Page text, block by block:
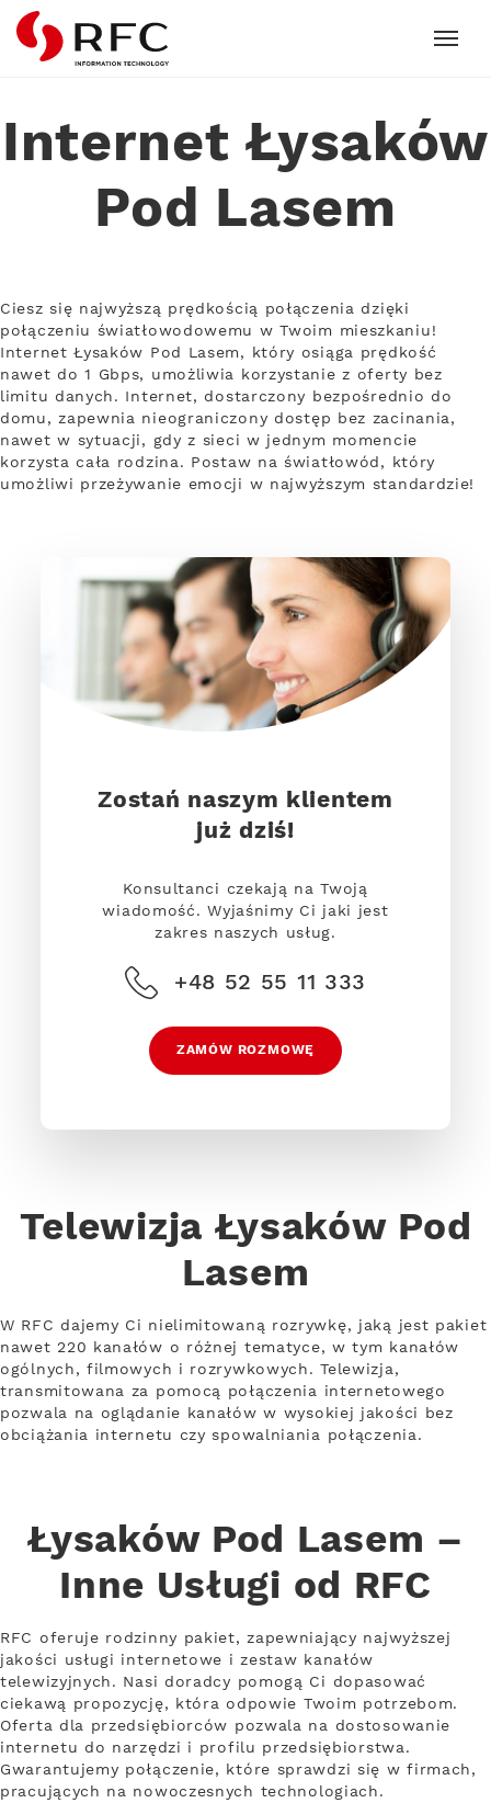
RFC
Internet Łysaków
Pod Lasem
Ciesz się najwyższą prędkością połączenia dzięki
połączeniu światłowodowemu w Twoim mieszkaniu!
Internet Łysaków Pod Lasem, który osiąga prędkość
nawet do 1 Gbps, umożliwia korzystanie z oferty bez
limitu danych. Internet, dostarczony bezpośrednio do
domu, zapewnia nieograniczony dostęp bez zacinania,
nawet w sytuacji, gdy z sieci w jednym momencie
korzysta cała rodzina. Postaw na światłowód, który
umożliwi przeżywanie emocji w najwyższym standardzie!
Zostań naszym klientem
już dziś!
Konsultanci czekają na Twoją
wiadomość. Wyjaśnimy Ci jaki jest
zakres naszych usług.
+48 52 55 11 333
ZAMÓW ROZMOWĘ
Telewizja Łysaków Pod
Lasem
W RFC dajemy Ci nielimitowaną rozrywkę, jaką jest pakiet
nawet 220 kanałów o różnej tematyce, w tym kanałów
ogólnych, filmowych i rozrywkowych. Telewizja,
transmitowana za pomocą połączenia internetowego
pozwala na oglądanie kanałów w wysokiej jakości bez
obciążania internetu czy spowalniania połączenia.
Łysaków Pod Lasem –
Inne Usługi od RFC
RFC oferuje rodzinny pakiet, zapewniający najwyższej
jakości usługi internetowe i zestaw kanałów
telewizyjnych. Nasi doradcy pomogą Ci dopasować
ciekawą propozycję, która odpowie Twoim potrzebom.
Oferta dla przedsiębiorców pozwala na dostosowanie
internetu do narzędzi i profilu przedsiębiorstwa.
Gwarantujemy połączenie, które sprawdzi się w firmach,
pracujących na nowoczesnych technologiach.